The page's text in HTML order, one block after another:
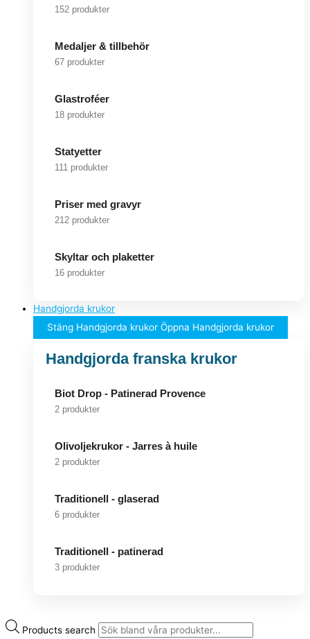
152 produkter
Medaljer & tillbehör
67 produkter
Glastroféer
18 produkter
Statyetter
111 produkter
Priser med gravyr
212 produkter
Skyltar och plaketter
16 produkter
Handgjorda krukor
Stäng Handgjorda krukor Öppna Handgjorda krukor
Handgjorda franska krukor
Biot Drop - Patinerad Provence
2 produkter
Olivoljekrukor - Jarres à huile
2 produkter
Traditionell - glaserad
6 produkter
Traditionell - patinerad
3 produkter
Products search